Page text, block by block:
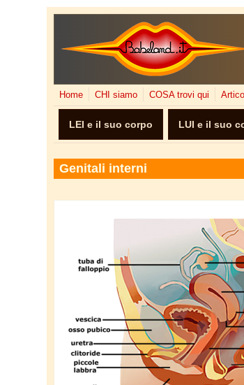
Salta al contenuto principale
Home CHI siamo COSA trovi qui
LEI e il suo corpo LUI e il suo
Genitali interni
genitali interni